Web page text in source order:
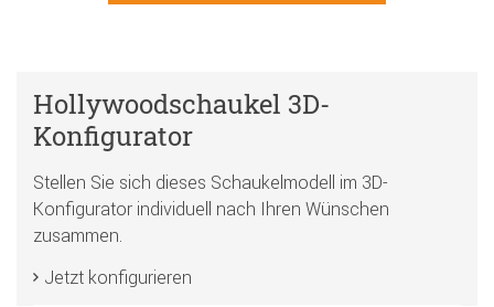
Hollywoodschaukel 3D-
Konfigurator
Stellen Sie sich dieses Schaukelmodell im 3D-
Konfigurator individuell nach Ihren Wünschen
zusammen.
Jetzt konfigurieren